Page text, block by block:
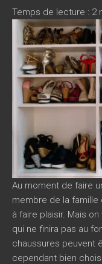
Temps de lecture : 2
Au moment de faire
membre de la famille
à faire plaisir. Mais
qui ne finira pas au
chaussures peuvent
cependant bien